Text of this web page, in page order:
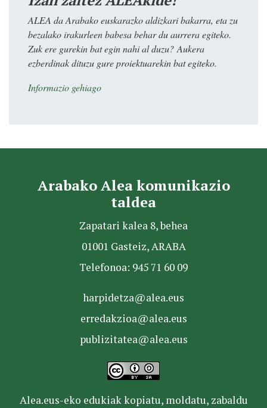
ALEA da Arabako euskarazko aldizkari bakarra, eta zu
bezalako irakurleen babesa behar du aurrera egiteko.
Zuk ere gurekin bat egin nahi al duzu? Aukera
ezberdinak dituzu gure proiektuarekin bat egiteko.
Informazio gehiago
Arabako Alea komunikazio
taldea
Zapatari kalea 8, behea
01001 Gasteiz, ARABA
Telefonoa: 945 71 60 09
harpidetza@alea.eus
erredakzioa@alea.eus
publizitatea@alea.eus
Alea.eus-eko edukiak kopiatu, moldatu, zabaldu